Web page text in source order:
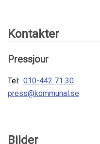
Kontakter
Pressjour
Tel: 010-442 71 30
press@kommunal.se
Bilder